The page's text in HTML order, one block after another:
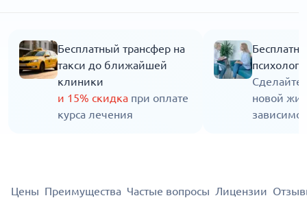
Бесплатный трансфер на
такси до ближайшей
клиники
и 15% скидка при оплате
курса лечения
психолога
Сделайте
новой
Цены Преимущества Частые вопросы Лицензии